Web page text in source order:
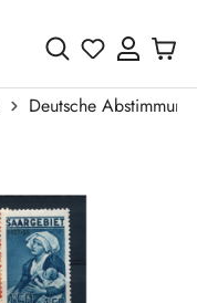
Du hast 0
Deutsche